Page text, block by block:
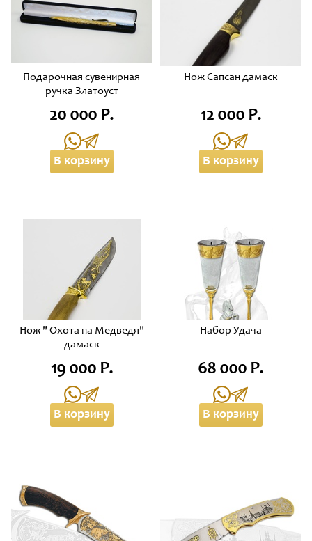
Подарочная сувенирная
ручка Златоуст
20 000 Р.
В корзину
Нож Сапсан дамаск
12 000 Р.
В корзину
Нож " Охота на Медведя"
дамаск
19 000 Р.
В корзину
Набор Удача
68 000 Р.
В корзину